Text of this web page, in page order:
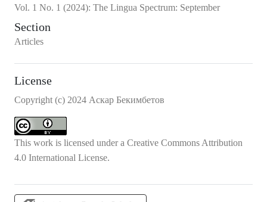
Vol. 1 No. 1 (2024): The Lingua Spectrum: September
Section
Articles
License
Copyright (c) 2024 Аскар Бекимбетов
This work is licensed under a Creative Commons Attribution
4.0 International License.